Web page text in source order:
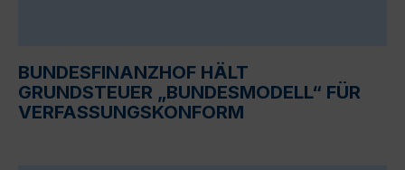
BUNDESFINANZHOF HÄLT
GRUNDSTEUER „BUNDESMODELL“ FÜR
VERFASSUNGSKONFORM